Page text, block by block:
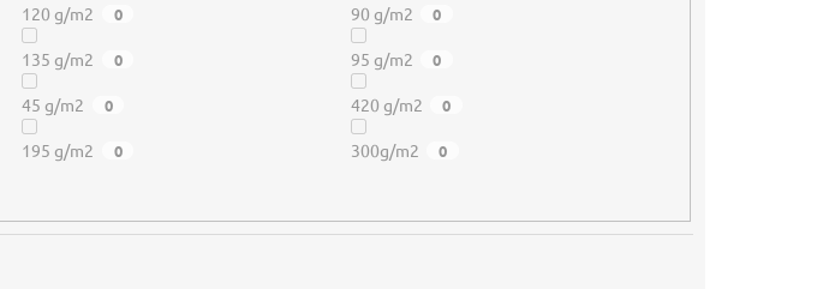
120 g/m2 0 90 g/m2 0
135 g/m2 0 95 g/m2 0
45 g/m2 0 420 g/m2 0
195 g/m2 0 300g/m2 0